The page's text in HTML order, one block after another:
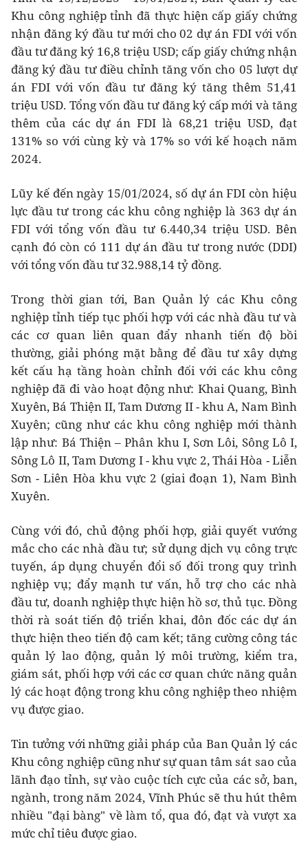
Khu công nghiệp tỉnh đã thực hiện cấp giấy chứng
nhận đăng ký đầu tư mới cho 02 dự án FDI với vốn
đầu tư đăng ký 16,8 triệu USD; cấp giấy chứng nhận
đăng ký đầu tư điều chỉnh tăng vốn cho 05 lượt dự
án FDI với vốn đầu tư đăng ký tăng thêm 51,41
triệu USD. Tổng vốn đầu tư đăng ký cấp mới và tăng
thêm của các dự án FDI là 68,21 triệu USD, đạt
131% so với cùng kỳ và 17% so với kế hoạch năm
2024.
Lũy kế đến ngày 15/01/2024, số dự án FDI còn hiệu
lực đầu tư trong các khu công nghiệp là 363 dự án
FDI với tổng vốn đầu tư 6.440,34 triệu USD. Bên
cạnh đó còn có 111 dự án đầu tư trong nước (DDI)
với tổng vốn đầu tư 32.988,14 tỷ đồng.
Trong thời gian tới, Ban Quản lý các Khu công
nghiệp tỉnh tiếp tục phối hợp với các nhà đầu tư và
các cơ quan liên quan đẩy nhanh tiến độ bồi
thường, giải phóng mặt bằng để đầu tư xây dựng
kết cấu hạ tầng hoàn chỉnh đối với các khu công
nghiệp đã đi vào hoạt động như: Khai Quang, Bình
Xuyên, Bá Thiện II, Tam Dương II - khu A, Nam Bình
Xuyên; cũng như các khu công nghiệp mới thành
lập như: Bá Thiện – Phân khu I, Sơn Lôi, Sông Lô I,
Sông Lô II, Tam Dương I - khu vực 2, Thái Hòa - Liễn
Sơn - Liên Hòa khu vực 2 (giai đoạn 1), Nam Bình
Xuyên.
Cùng với đó, chủ động phối hợp, giải quyết vướng
mắc cho các nhà đầu tư; sử dụng dịch vụ công trực
tuyến, áp dụng chuyển đổi số đối trong quy trình
nghiệp vụ; đẩy mạnh tư vấn, hỗ trợ cho các nhà
đầu tư, doanh nghiệp thực hiện hồ sơ, thủ tục. Đồng
thời rà soát tiến độ triển khai, đôn đốc các dự án
thực hiện theo tiến độ cam kết; tăng cường công tác
quản lý lao động, quản lý môi trường, kiểm tra,
giám sát, phối hợp với các cơ quan chức năng quản
lý các hoạt động trong khu công nghiệp theo nhiệm
vụ được giao.
Tin tưởng với những giải pháp của Ban Quản lý các
Khu công nghiệp cũng như sự quan tâm sát sao của
lãnh đạo tỉnh, sự vào cuộc tích cực của các sở, ban,
ngành, trong năm 2024, Vĩnh Phúc sẽ thu hút thêm
nhiều "đại bàng" về làm tổ, qua đó, đạt và vượt xa
mức chỉ tiêu được giao.